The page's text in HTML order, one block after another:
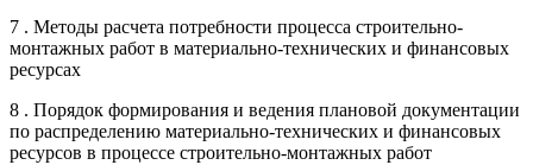
7 . Методы расчета потребности процесса строительно-
монтажных работ в материально-технических и финансовых
ресурсах
8 . Порядок формирования и ведения плановой документации
по распределению материально-технических и финансовых
ресурсов в процессе строительно-монтажных работ